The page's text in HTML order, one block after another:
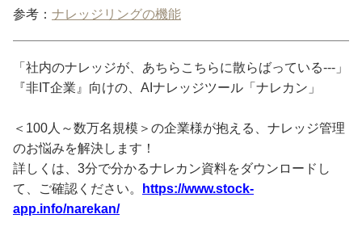
参考： ナレッジリングの機能
「社内のナレッジが、あちらこちらに散らばっている---」
『非IT企業』向けの、AIナレッジツール「ナレカン」
＜100人～数万名規模＞の企業様が抱える、ナレッジ管理
のお悩みを解決します！
詳しくは、3分で分かるナレカン資料をダウンロードし
て、ご確認ください。
https://www.stock-
app.info/narekan/